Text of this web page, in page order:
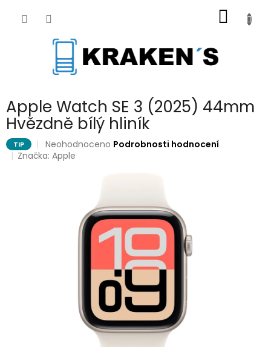
KOŠÍK
Apple Watch SE 3 (2025) 44mm
Hvězdně bílý hliník
TIP
Průměrné
hodnocení
hvězdiček.
Neohodnoceno Podrobnosti hodnocení
Značka:Apple